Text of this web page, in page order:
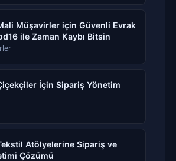
Müşavirler için Güvenli Evrak
ile Zaman Kaybı Bitsin
İçin Sipariş Yönetim
Atölyelerine Sipariş ve
Çözümü